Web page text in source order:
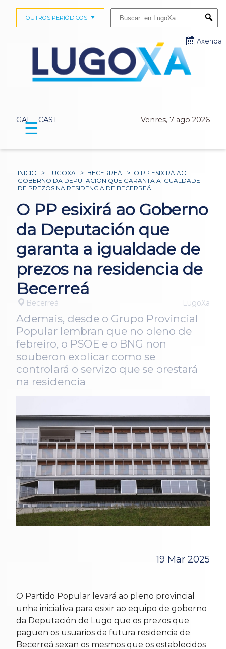
GAL CAST Venres, 7 ago 2026
OUTROS PERIÓDICOS
Axenda
☰
INICIO > LUGOXA > BECERREÁ > O PP ESIXIRÁ AO
GOBERNO DA DEPUTACIÓN QUE GARANTA A IGUALDADE
DE PREZOS NA RESIDENCIA DE BECERREÁ
O PP esixirá ao Goberno
da Deputación que
garanta a igualdade de
prezos na residencia de
Becerreá
Becerreá LugoXa
Ademais, desde o Grupo Provincial
Popular lembran que no pleno de
febreiro, o PSOE e o BNG non
souberon explicar como se
controlará o servizo que se prestará
na residencia
19 Mar 2025
O Partido Popular levará ao pleno provincial
unha iniciativa para esixir ao equipo de goberno
da Deputación de Lugo que os prezos que
paguen os usuarios da futura residencia de
Becerreá sexan os mesmos que os establecidos